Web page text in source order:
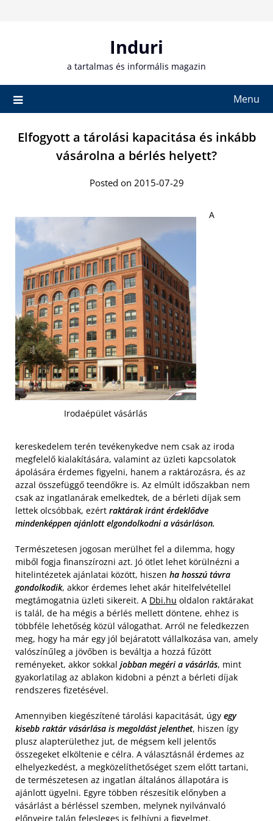
Induri
a tartalmas és informális magazin
Menu
Elfogyott a tárolási kapacitása és inkább
vásárolna a bérlés helyett?
Posted on 2015-07-29
Irodaépület vásárlás
A
kereskedelem terén tevékenykedve nem csak az iroda
megfelelő kialakítására, valamint az üzleti kapcsolatok
ápolására érdemes figyelni, hanem a raktározásra, és az
azzal összefüggő teendőkre is. Az elmúlt időszakban nem
csak az ingatlanárak emelkedtek, de a bérleti díjak sem
lettek olcsóbbak, ezért raktárak iránt érdeklődve
mindenképpen ajánlott elgondolkodni a vásárláson.
Természetesen jogosan merülhet fel a dilemma, hogy
miből fogja finanszírozni azt. Jó ötlet lehet körülnézni a
hitelintézetek ajánlatai között, hiszen ha hosszú távra
gondolkodik, akkor érdemes lehet akár hitelfelvétellel
megtámogatnia üzleti sikereit. A Dbi.hu oldalon raktárakat
is talál, de ha mégis a bérlés mellett döntene, ehhez is
többféle lehetőség közül válogathat. Arról ne feledkezzen
meg, hogy ha már egy jól bejáratott vállalkozása van, amely
valószínűleg a jövőben is beváltja a hozzá fűzött
reményeket, akkor sokkal jobban megéri a vásárlás, mint
gyakorlatilag az ablakon kidobni a pénzt a bérleti díjak
rendszeres fizetésével.
Amennyiben kiegészítené tárolási kapacitását, úgy egy
kisebb raktár vásárlása is megoldást jelenthet, hiszen így
plusz alapterülethez jut, de mégsem kell jelentős
összegeket elköltenie e célra. A választásnál érdemes az
elhelyezkedést, a megközelíthetőséget szem előtt tartani,
de természetesen az ingatlan általános állapotára is
ajánlott ügyelni. Egyre többen részesítik előnyben a
vásárlást a bérléssel szemben, melynek nyilvánvaló
előnyeire talán felesleges is felhívni a figyelmet.